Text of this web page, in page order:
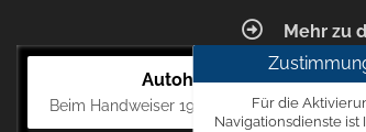
Mehr zu
Autohaus Blunck
Beim Handweiser 19, 18311 Ribnitz-
Für die
Navigationsdienste ist